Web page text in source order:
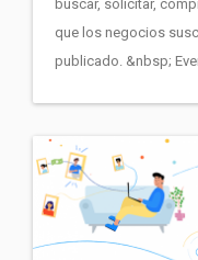
buscar, solicitar,
que los negocios
publicado. &nbsp;